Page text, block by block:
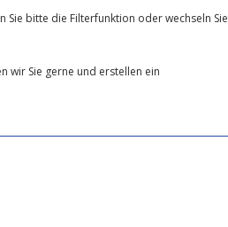
Sie bitte die Filterfunktion oder wechseln Sie
wir Sie gerne und erstellen ein